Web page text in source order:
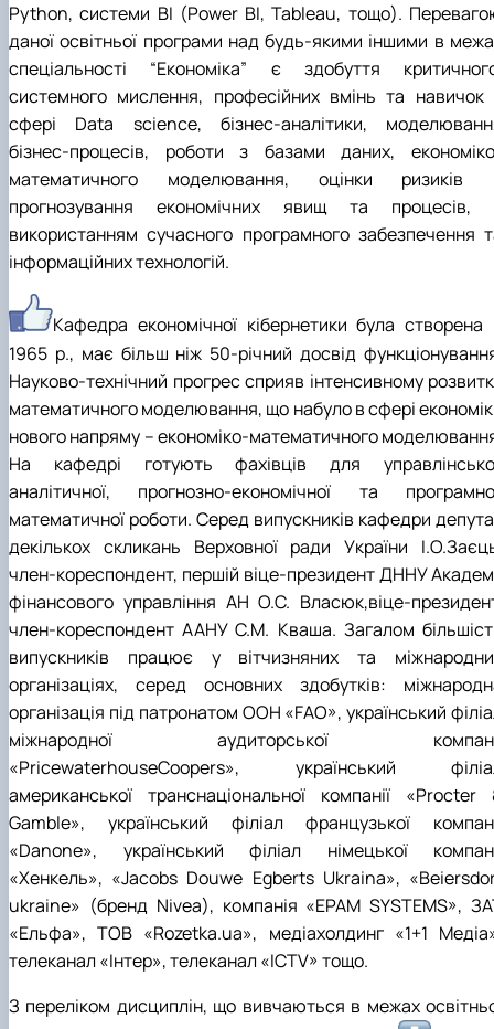
Python, системи BI (Power BI, Tableau, тощо).
даної освітньої програми над будь-якими іншими в
спеціальності “Економіка” є здобуття
системного мислення, професійних вмінь та навичок
сфері Data science, бізнес-аналітики,
бізнес-процесів, роботи з базами даних,
математичного моделювання, оцінки ризиків
прогнозування економічних явищ та процесів,
використанням сучасного програмного забезпечення
інформаційних технологій.
Кафедра економічної кібернетики була створена
1965 р., має більш ніж 50-річний досвід
Науково-технічний прогрес сприяв інтенсивному
математичного моделювання, що набуло в сфері
нового напряму – економіко-математичного
На кафедрі готують фахівців для
аналітичної, прогнозно-економічної та
математичної роботи. Серед випускників кафедри
декількох скликань Верховної ради України
член-кореспондент, першій віце-президент ДННУ
фінансового управління АН О.С. Власюк,віце-
член-кореспондент ААНУ С.М. Кваша. Загалом
випускників працює у вітчизняних та
організаціях, серед основних здобутків:
організація під патронатом ООН «FAO», український
міжнародної аудиторської
«PricewaterhouseCoopers», український
американської транснаціональної компанії «Procter
Gamble», український філіал французької
«Danone», український філіал німецької
«Хенкель», «Jacobs Douwe Egberts Ukraina»,
ukraine» (бренд Nivea), компанія «EPAM SYSTEMS»,
«Ельфа», ТОВ «Rozetka.ua», медіахолдинг «1+1
телеканал «Інтер», телеканал «ICTV» тощо.
З переліком дисциплін, що вивчаються в межах